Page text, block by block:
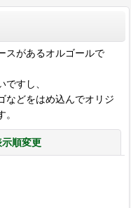
スがあるオルゴールで
すし、
などをはめ込んでオリジ
示順変更